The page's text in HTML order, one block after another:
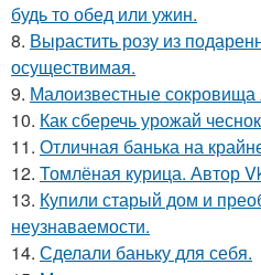
будь то обед или ужин.
8. Вырастить розу из
осуществимая.
9. Малоизвестные сокровища
10. Как сберечь урожай
11. Отличная банька на
12. Томлёная курица. Автор
13. Купили старый дом и
неузнаваемости.
14. Сделали баньку для себя.